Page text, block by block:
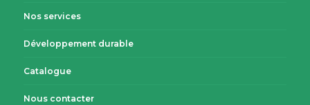
Nos services
Développement durable
Catalogue
Nous contacter